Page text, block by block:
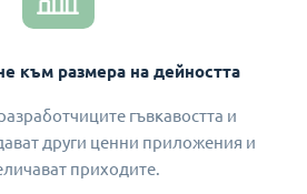
към размера на дейността
гъвкавостта и
други ценни приложения и
приходите.